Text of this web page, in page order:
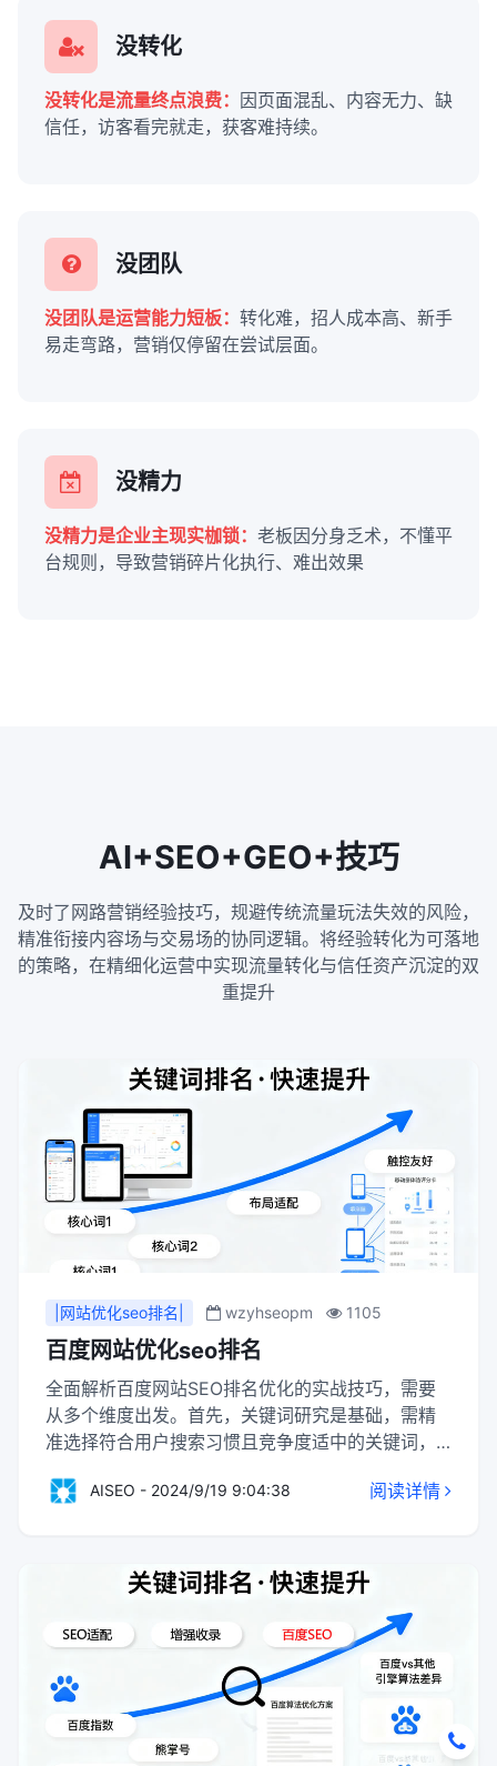
没转化
没转化是流量终点浪费： 因页面混乱、内容无力、缺
信任，访客看完就走，获客难持续。
没团队
没团队是运营能力短板： 转化难，招人成本高、新手
易走弯路，营销仅停留在尝试层面。
没精力
没精力是企业主现实枷锁： 老板因分身乏术，不懂平
台规则，导致营销碎片化执行、难出效果
AI+SEO+GEO+技巧
及时了网路营销经验技巧，规避传统流量玩法失效的风险，
精准衔接内容场与交易场的协同逻辑。将经验转化为可落地
的策略，在精细化运营中实现流量转化与信任资产沉淀的双
重提升
|网站优化seo排名| wzyhseopm 1105
百度网站优化seo排名
全面解析百度网站SEO排名优化的实战技巧，需要
从多个维度出发。首先，关键词研究是基础，需精
准选择符合用户搜索习惯且竞争度适中的关键词，
次，内容为王，持续创作高质量、原创的内容，满
提升用户体验。此外，外链建设也是关键，通过获
取高质量的外链，提升网站权重和排名。最后，定
期监测和分析SEO数据，及时调整优化策略，确保
效果最大化。
AISEO - 2024/9/19 9:04:38 阅读详情